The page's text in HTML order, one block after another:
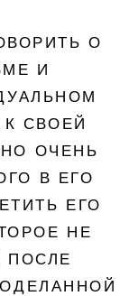
О
И
СВОЕЙ
ОЧЕНЬ
В ЕГО
ЕГО
НЕ